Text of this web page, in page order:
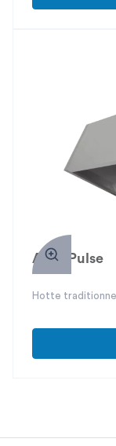
Atria Pulse
Hotte